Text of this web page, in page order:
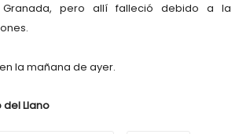
Granada, pero allí falleció debido a la
la mañana de ayer.
Llano